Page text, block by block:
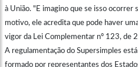
à União. "E imagino que se isso ocorrer
motivo, ele acredita que pode haver
vigor da Lei Complementar nº 123, de
A regulamentação do Supersimples
formado por representantes dos